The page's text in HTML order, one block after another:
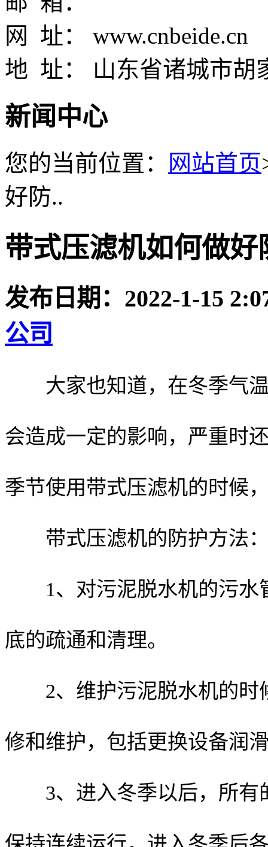
网 址： www.cnbeide.cn
地 址： 山东省诸城市胡
新闻中心
您的当前位置： 网站首页
好防..
带式压滤机如何做好
发布日期： 2022-1-15
公司
大家也知道，在冬季气温
会造成一定的影响，严重时
季节使用带式压滤机的时候
带式压滤机的防护方法
1、对污泥脱水机的污水
底的疏通和清理。
2、维护污泥脱水机的时
修和维护，包括更换设备润
3、进入冬季以后，所有